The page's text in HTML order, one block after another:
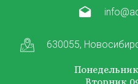
630055,